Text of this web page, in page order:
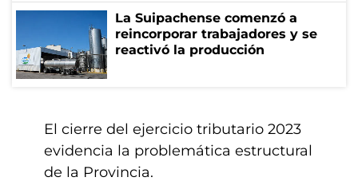
La Suipachense comenzó a
reincorporar trabajadores y se
reactivó la producción
El cierre del ejercicio tributario 2023
evidencia la problemática estructural
de la Provincia.